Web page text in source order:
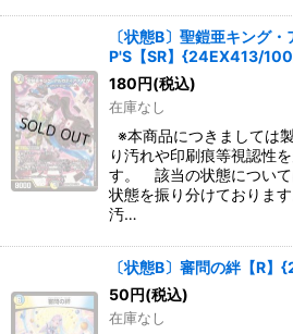
〔状態B〕聖鎧亜キング
P'S【SR】{24EX413/
180円(税込)
在庫なし
※本商品につきましては
り汚れや印刷痕等視認性
す。 該当の状態について
状態を振り分けておりま
汚…
〔状態B〕審問の絆【R
50円(税込)
在庫なし